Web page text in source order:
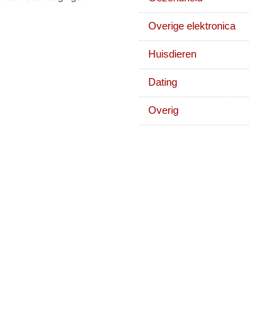
Overige elektronica
Huisdieren
Dating
Overig